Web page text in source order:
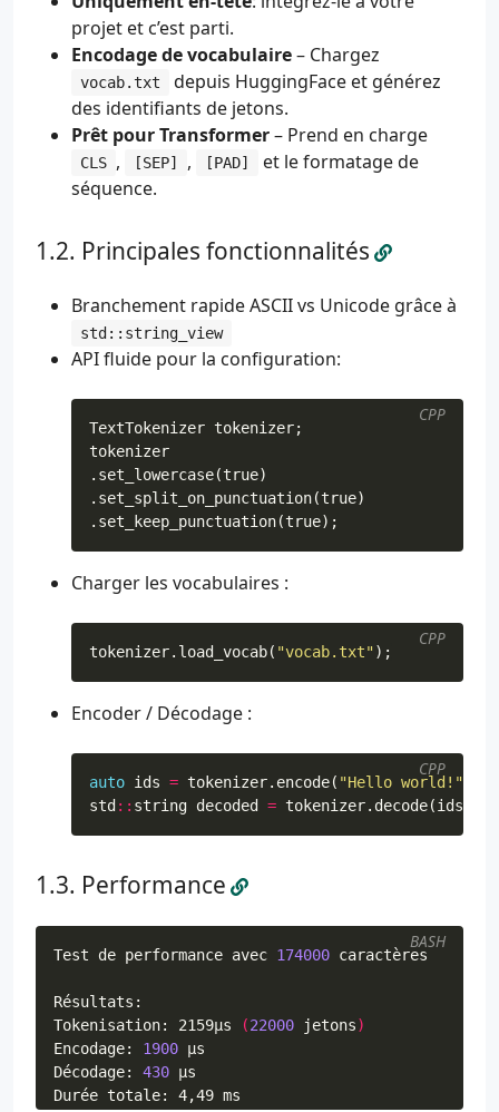
projet et c’est parti.
Encodage de vocabulaire– Chargez
vocab.txt
depuis HuggingFace et générez
des identifiants de jetons.
Prêt pour Transformer– Prend en charge
CLS , [SEP] , [PAD]
et le formatage de
séquence.
Principales fonctionnalités
Branchement rapide ASCII vs Unicode grâce à
std::string_view
API fluide pour la configuration:
TextTokenizer tokenizer;
tokenizer
. set_lowercase(true)
. set_split_on_punctuation(true)
. set_keep_punctuation(true);
CPP
Charger les vocabulaires :
tokenizer. load_vocab( "vocab.txt");
CPP
Encoder / Décodage :
auto ids = tokenizer. encode( "Hello world!"
std :: string decoded = tokenizer. decode(ids
CPP
Performance
Test de performance avec 174000
Tokenisation: 2159μs
(22000 jetons)
Encodage: 1900
Décodage: 430
BASH